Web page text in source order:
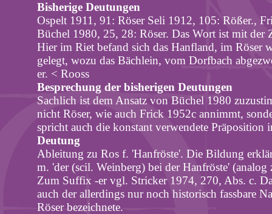
Bisherige Deutungen
Ospelt 1911, 91: Röser Seli 1912, 105:Rößer.,
Büchel 1980, 25, 28: Röser. Das Wort ist mit der
Hier im Riet befand sich dasHanfland, im Röser
gelegt, wozu das Bächlein, vom Dorfbach
er. <Rooss
Besprechung der bisherigen Deutungen
Sachlich ist dem Ansatz von Büchel 1980
nicht Röser, wie auch Frick 1952c annimmt,
spricht auch die konstant verwendete Präposition
Deutung
Ableitung zu Ros f. 'Hanfröste'. Die Bildung
m. 'der (scil. Weinberg) bei der Hanfröste'
Zum Suffix -er vgl. Stricker 1974, 270, Abs. c.
auch der allerdings nur noch historisch fassbare
Röser bezeichnete.